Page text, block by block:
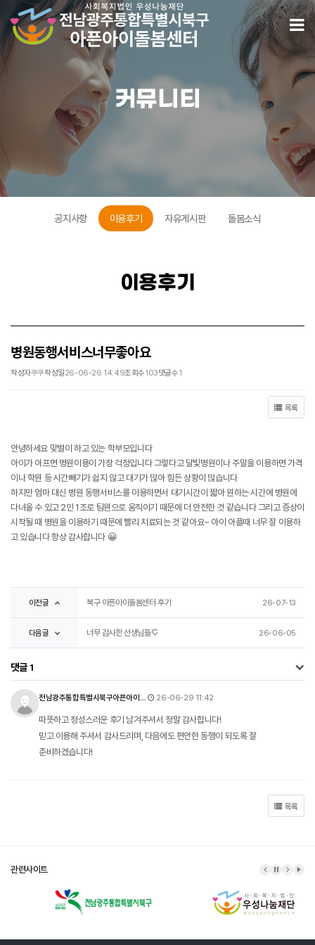
병원동행서비스너무좋아요 > 이용후기
모
커뮤니티
공지사항 이용후기 자유게시판 돌봄소식
이용후기
병원동행서비스너무좋아요
작성자쿠쿠작성일26-06-26 14:49조회수103댓글수1
목록
안녕하세요 맞벌이 하고 있는 학부모입니다
아이가 아프면 병원이용이 가장 걱정입니다 그렇다고 달빛병원이나 주말을 이용하면 가격
이나 학원 등 시간빼기가 쉽지 않고 대기가 많아 힘든 상황이 많습니다
하지만 엄마 대신 병원 동행서비스를 이용하면서 대기시간이 짧아 원하는 시간에 병원에
다녀올 수 있고 2인 1조로 팀원으로 움직이기 때문에 더 안전한 것 같습니다 그리고 증상이
시작될 때 병원을 이용하기 때문에 빨리 치료되는 것 같아요~ 아이 아플때 너무 잘 이용하
고 있습니다 항상 감사합니다 😀
이전글 북구 아픈아이돌봄센터 후기 26-07-13
다음글 너무 감사한 선생님들♡ 26-06-05
댓글 1
전남광주통합특별시북구아픈아이돌봄센터님의 댓글
전남광주통합특별시북구아픈아이… 작성일26-06-29 11:42
따뜻하고 정성스러운 후기 남겨주셔서 정말 감사합니다!
믿고 이용해 주셔서 감사드리며, 다음에도 편안한 동행이 되도록 잘
준비하겠습니다!
목록
관련사이트 이전 배너
배너 정지
다음 배
배